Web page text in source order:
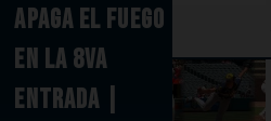
APAGA EL FUEGO
EN LA 8VA
ENTRADA |